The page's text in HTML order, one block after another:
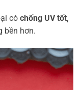
có chống UV tốt,
bền hơn.